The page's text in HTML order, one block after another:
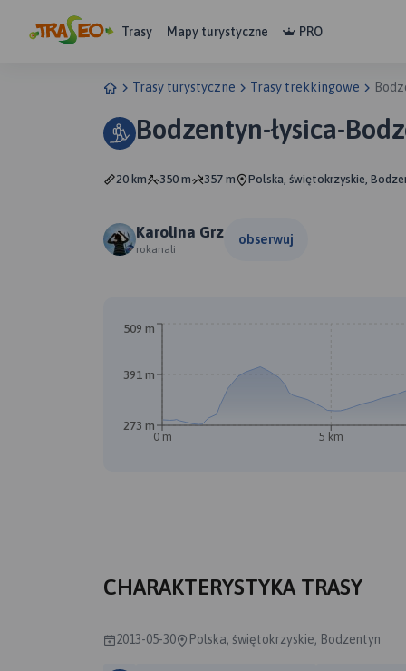
Trasy Mapy turystyczne PRO
Trasy turystyczne Trasy trekkingowe
Bodzentyn-łysica-
20 km 350 m 357 m Polska, świętokrzyskie,
Karolina Grz
rokanali
obserwuj
0 m 5 km
273 m
391 m
509 m
CHARAKTERYSTYKA TRASY
2013-05-30 Polska, świętokrzyskie, Bodzentyn